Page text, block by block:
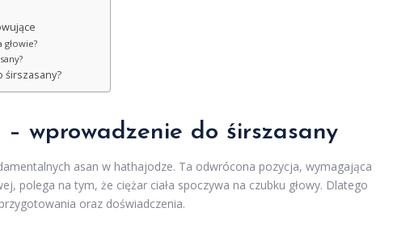
śirszasany?
wprowadzenie do śirszasany
asan w hathajodze. Ta odwrócona pozycja, wymagająca
polega na tym, że ciężar ciała spoczywa na czubku głowy. Dlatego
oraz doświadczenia.